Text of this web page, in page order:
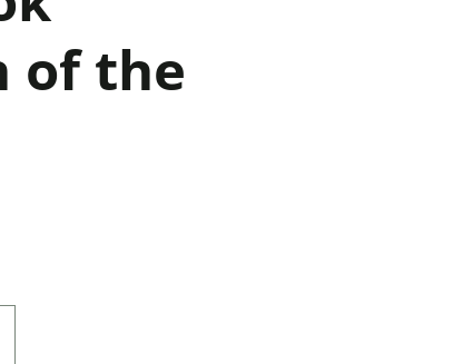
of the